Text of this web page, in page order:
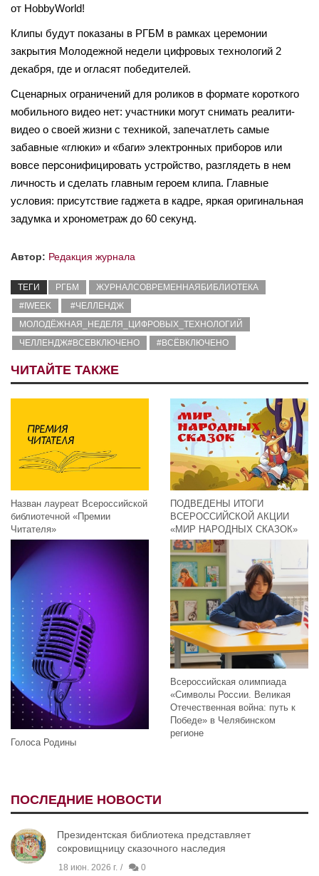
от HobbyWorld!
Клипы будут показаны в РГБМ в рамках церемонии
закрытия Молодежной недели цифровых технологий 2
декабря, где и огласят победителей.
Сценарных ограничений для роликов в формате короткого
мобильного видео нет: участники могут снимать реалити-
видео о своей жизни с техникой, запечатлеть самые
забавные «глюки» и «баги» электронных приборов или
вовсе персонифицировать устройство, разглядеть в нем
личность и сделать главным героем клипа. Главные
условия: присутствие гаджета в кадре, яркая оригинальная
задумка и хронометраж до 60 секунд.
Автор: Редакция журнала
ТЕГИ РГБМ
ЖУРНАЛСОВРЕМЕННАЯБИБЛИОТЕКА
#IWEEK
#ЧЕЛЛЕНДЖ
МОЛОДЁЖНАЯ_НЕДЕЛЯ_ЦИФРОВЫХ_ТЕХНОЛОГИЙ
ЧЕЛЛЕНДЖ#ВСЕВКЛЮЧЕНО
#ВСЁВКЛЮЧЕНО
ЧИТАЙТЕ ТАКЖЕ
Назван лауреат Всероссийской
библиотечной «Премии
Читателя»
ПОДВЕДЕНЫ ИТОГИ
ВСЕРОССИЙСКОЙ АКЦИИ
«МИР НАРОДНЫХ СКАЗОК»
Голоса Родины
Всероссийская олимпиада
«Символы России. Великая
Отечественная война: путь к
Победе» в Челябинском
регионе
ПОСЛЕДНИЕ НОВОСТИ
Президентская библиотека представляет
сокровищницу сказочного наследия
18 июн. 2026 г. 0